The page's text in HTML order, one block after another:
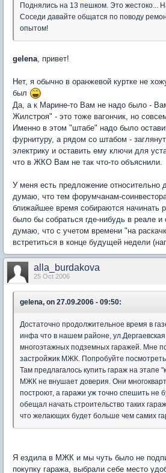
Поднялись на 13 пешком. Это жестоко...
Соседи давайте общатся по поводу
опытом!
gelena , привет!
Нет, я обычно в оранжевой куртке не
был
Да, а к Марине-то Вам не надо было -
Жилстроя" - это тоже вагончик, но
Именно в этом "штабе" надо было
фурнитуру, а рядом со штабом -
электрику и оставить ему ключи для
что в ЖКО Вам не так что-то объяснили.
У меня есть предложение относительно
думаю, что тем форумчанам-
ближайшее время собираются начинать
было бы собраться где-нибудь в реале
думаю, что с учетом времени "на
встретиться в конце будущей недели
alla_burdakova
25 Oct 2006
gelena, on 27.09.2006 - 09:50:
Достаточно продолжительное время в
инфа что в нашем районе,
многоэтажных подземных гаражей. Мне
застройжик МЖК. Попробуйте посмотреть
Там предлагалось купить гараж на этапе
МЖК не внушает доверия. Они
построют, а гаражи уж точно спешить не
обещал начать строительство таких
что желающих будет больше чем самих
Я ездила в МЖК и мы чуть было не
покупку гаража, выбрали себе место